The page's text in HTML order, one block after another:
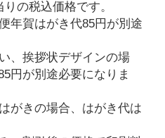
の税込価格です。
年賀はがき代85円が別途
、挨拶状デザインの場
円が別途必要になりま
がきの場合、はがき代は